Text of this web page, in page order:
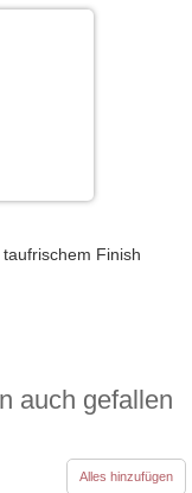
Finish
auch gefallen
Alles hinzufügen